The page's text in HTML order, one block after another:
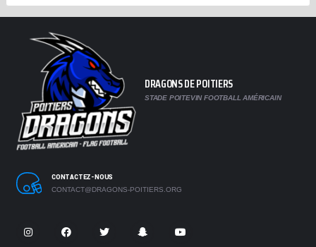
DRAGONS DE POITIERS
STADE POITEVIN FOOTBALL AMÉRICAIN
CONTACTEZ-NOUS
CONTACT@DRAGONS-POITIERS.ORG